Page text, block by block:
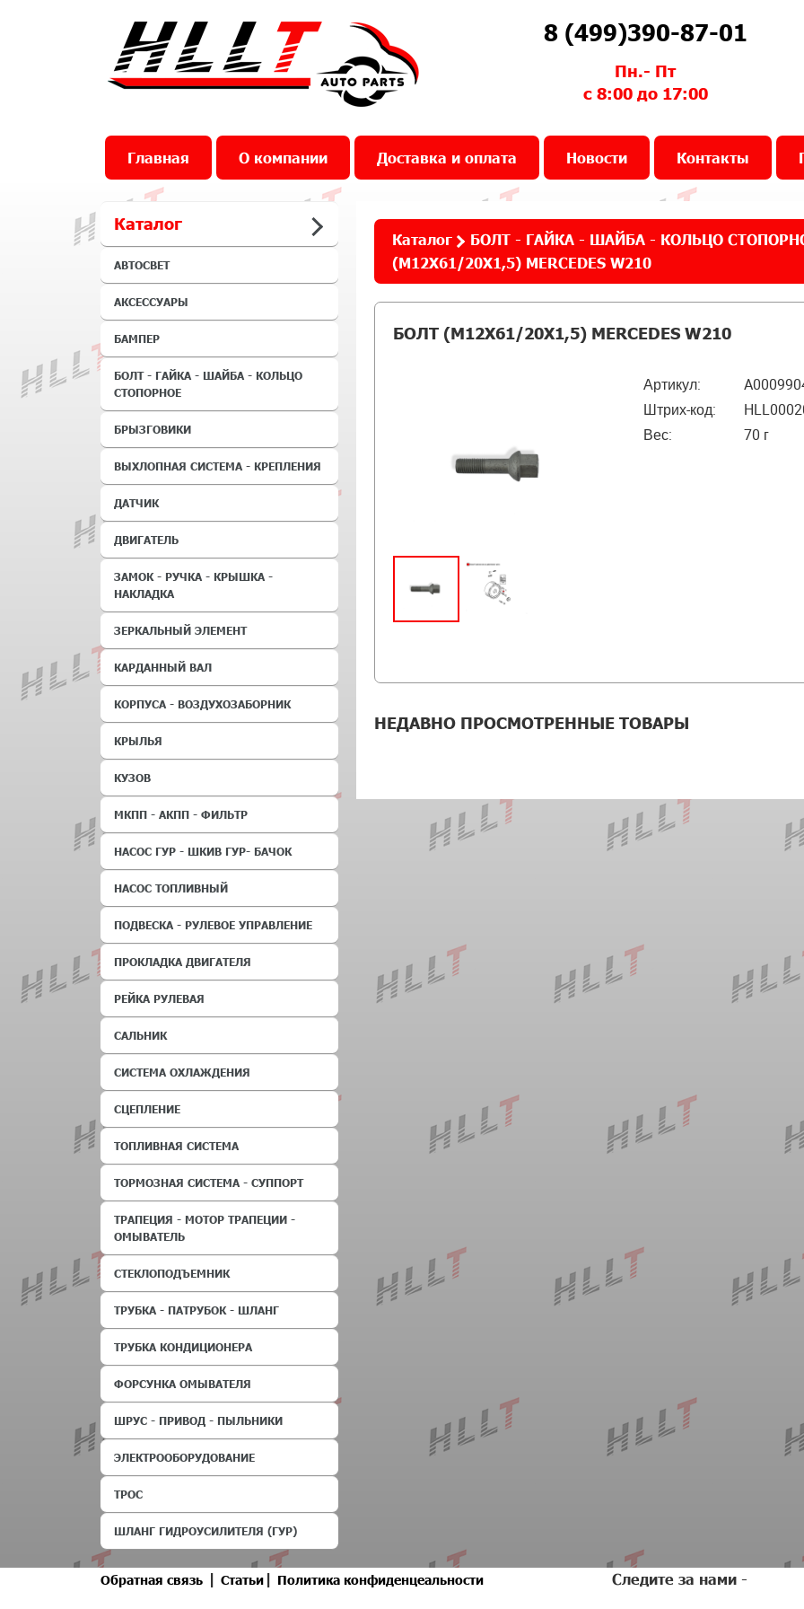
8 (499)390-87-01
Пн.- Пт
с 8:00 до 17:00
Главная О компании Доставка и оплата Новости Контакты
Каталог
АВТОСВЕТ
АКСЕССУАРЫ
БАМПЕР
БОЛТ - ГАЙКА - ШАЙБА - КОЛЬЦО
СТОПОРНОЕ
БРЫЗГОВИКИ
ВЫХЛОПНАЯ СИСТЕМА - КРЕПЛЕНИЯ
ДАТЧИК
ДВИГАТЕЛЬ
ЗАМОК - РУЧКА - КРЫШКА -
НАКЛАДКА
ЗЕРКАЛЬНЫЙ ЭЛЕМЕНТ
КАРДАННЫЙ ВАЛ
КОРПУСА - ВОЗДУХОЗАБОРНИК
КРЫЛЬЯ
КУЗОВ
МКПП - АКПП - ФИЛЬТР
НАСОС ГУР - ШКИВ ГУР- БАЧОК
НАСОС ТОПЛИВНЫЙ
ПОДВЕСКА - РУЛЕВОЕ УПРАВЛЕНИЕ
ПРОКЛАДКА ДВИГАТЕЛЯ
РЕЙКА РУЛЕВАЯ
САЛЬНИК
СИСТЕМА ОХЛАЖДЕНИЯ
СЦЕПЛЕНИЕ
ТОПЛИВНАЯ СИСТЕМА
ТОРМОЗНАЯ СИСТЕМА - СУППОРТ
ТРАПЕЦИЯ - МОТОР ТРАПЕЦИИ -
ОМЫВАТЕЛЬ
СТЕКЛОПОДЪЕМНИК
ТРУБКА - ПАТРУБОК - ШЛАНГ
ТРУБКА КОНДИЦИОНЕРА
ФОРСУНКА ОМЫВАТЕЛЯ
ШРУС - ПРИВОД - ПЫЛЬНИКИ
ЭЛЕКТРООБОРУДОВАНИЕ
ТРОС
ШЛАНГ ГИДРОУСИЛИТЕЛЯ (ГУР)
Каталог
БОЛТ - ГАЙКА - ШАЙБА - КОЛЬЦО
(M12X61/20X1,5) MERCEDES W210
БОЛТ (M12X61/20X1,5) MERCEDES W210
Артикул:
Штрих-код:
Вес:
70 г
НЕДАВНО ПРОСМОТРЕННЫЕ ТОВАРЫ
Обратная связь | Статьи | Политика конфиденцеальности Следите за нами -